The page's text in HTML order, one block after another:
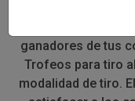
deportivo, el
recibe su premio.
ganadores de tus
Trofeos para tiro
modalidad de tiro.